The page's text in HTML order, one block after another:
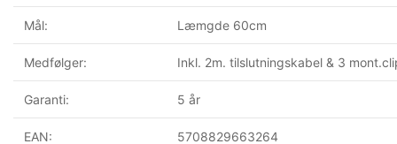
Mål: Læmgde 60cm
Medfølger: Inkl. 2m. tilslutningskabel & 3
Garanti: 5 år
EAN: 5708829663264